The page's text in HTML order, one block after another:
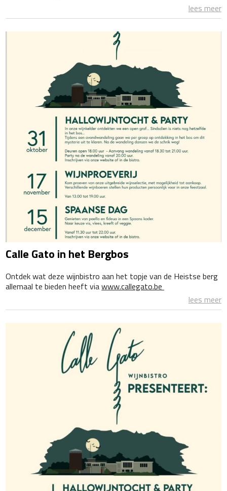
lees meer
Calle Gato in het Bergbos
Ontdek wat deze wijnbistro aan het topje van de Heistse berg
allemaal te bieden heeft viawww.callegato.be
lees meer